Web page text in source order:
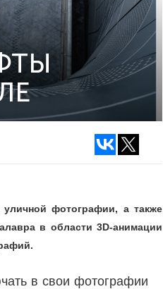
фотографии, а также
в области 3D-анимации
в свои фотографии